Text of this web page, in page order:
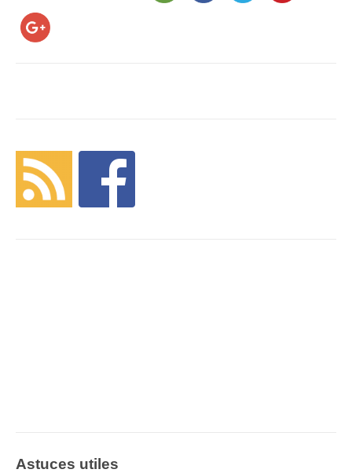
Astuces utiles